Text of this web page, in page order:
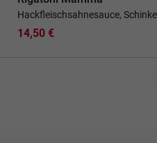
Hackfleischsahnesauce,
14,50 €